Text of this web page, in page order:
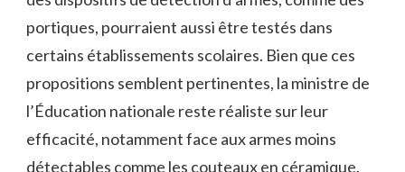
portiques, pourraient aussi être testés dans
certains établissements scolaires. Bien que ces
propositions semblent pertinentes, la ministre de
l’Éducation nationale reste réaliste sur leur
efficacité, notamment face aux armes moins
détectables comme les couteaux en céramique.